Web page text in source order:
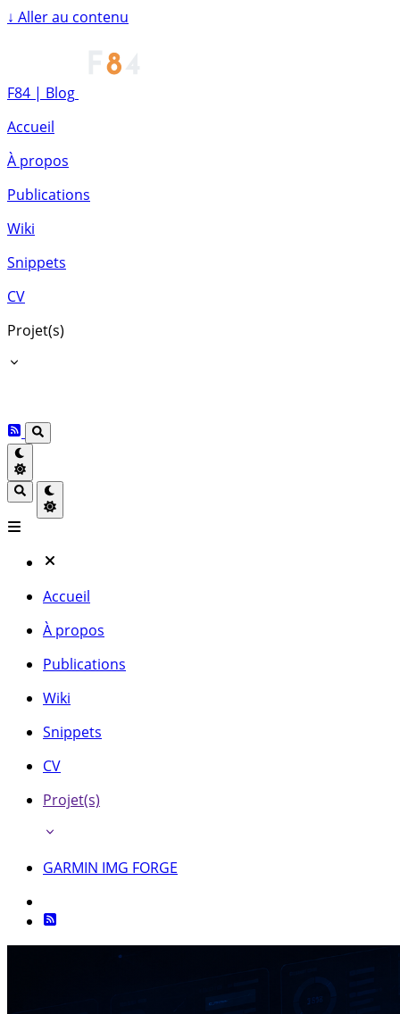
↓ Aller au contenu
F84 | Blog
Accueil
À propos
Publications
Wiki
Snippets
CV
Projet(s)
Accueil
À propos
Publications
Wiki
Snippets
CV
Projet(s)
GARMIN IMG FORGE